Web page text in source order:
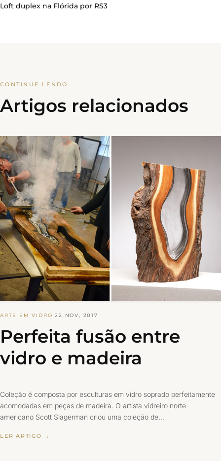
Loft duplex na Flórida por RS3
CONTINUE LENDO
Artigos relacionados
ARTE EM VIDRO·22 NOV, 2017
Perfeita fusão entre
vidro e madeira
Coleção é composta por esculturas em vidro soprado perfeitamente
acomodadas em peças de madeira. O artista vidreiro norte-
americano Scott Slagerman criou uma coleção de…
LER ARTIGO →